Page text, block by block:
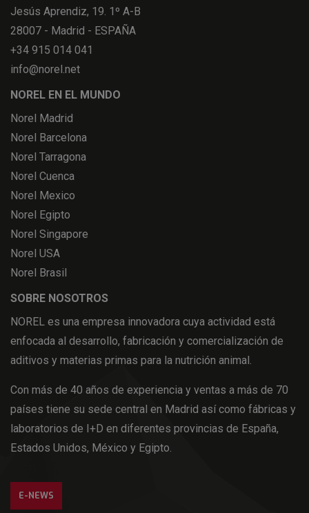
Jesús Aprendiz, 19. 1º A-B
28007 - Madrid - ESPAÑA
+34 915 014 041
info@norel.net
NOREL EN EL MUNDO
Norel Madrid
Norel Barcelona
Norel Tarragona
Norel Cuenca
Norel Mexico
Norel Egipto
Norel Singapore
Norel USA
Norel Brasil
SOBRE NOSOTROS
NOREL es una empresa innovadora cuya actividad está
enfocada al desarrollo, fabricación y comercialización de
aditivos y materias primas para la nutrición animal.
Con más de 40 años de experiencia y ventas a más de 70
países tiene su sede central en Madrid así como fábricas y
laboratorios de I+D en diferentes provincias de España,
Estados Unidos, México y Egipto.
E-NEWS